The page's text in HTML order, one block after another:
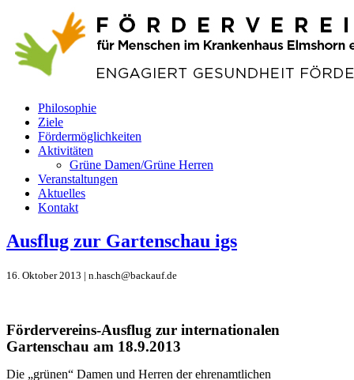
Philosophie
Ziele
Fördermöglichkeiten
Aktivitäten
Grüne Damen/Grüne Herren
Veranstaltungen
Aktuelles
Kontakt
Ausflug zur Gartenschau igs
16. Oktober 2013 | n.hasch@backauf.de
Fördervereins-Ausflug zur internationalen
Gartenschau am 18.9.2013
Die „grünen“ Damen und Herren der ehrenamtlichen